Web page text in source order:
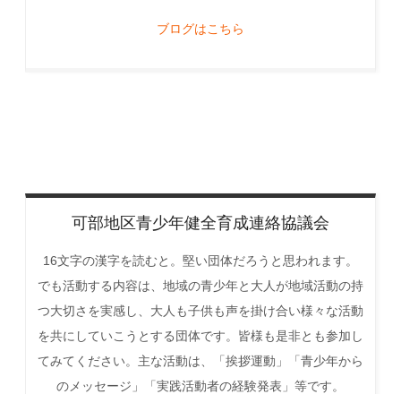
ブログはこちら
可部地区青少年健全育成連絡協議会
16文字の漢字を読むと。堅い団体だろうと思われます。
でも活動する内容は、地域の青少年と大人が地域活動の持
つ大切さを実感し、大人も子供も声を掛け合い様々な活動
を共にしていこうとする団体です。皆様も是非とも参加し
てみてください。主な活動は、「挨拶運動」「青少年から
のメッセージ」「実践活動者の経験発表」等です。